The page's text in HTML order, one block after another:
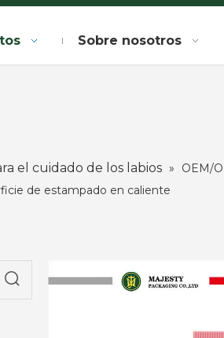
Sobre nosotros
el cuidado de los labios »
OEM/
de estampado en caliente